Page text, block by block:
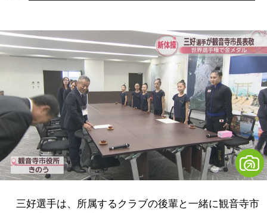
三好選手は、所属するクラブの後輩と一緒に観音寺市